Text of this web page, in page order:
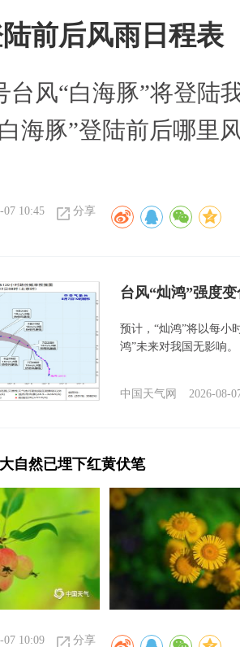
前后风雨日程表
台风“白海豚”将登陆
海豚”登陆前后哪里
07 10:45 分享
台风“灿鸿”强度
预计，“灿鸿”将以每小
鸿”未来对我国无影响。
中国天气网 2026-08-
自然已埋下红黄伏笔
07 10:09 分享